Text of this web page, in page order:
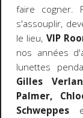
faire cogner.
s'assouplir,
le lieu, VIP
nos années
lunettes
Gilles
Palmer,
Schweppes